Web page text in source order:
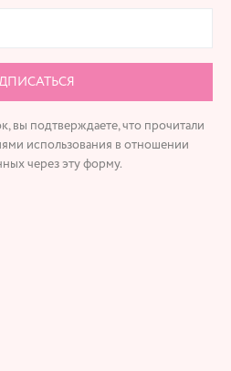
вы подтверждаете, что прочитали
использования в отношении
через эту форму.